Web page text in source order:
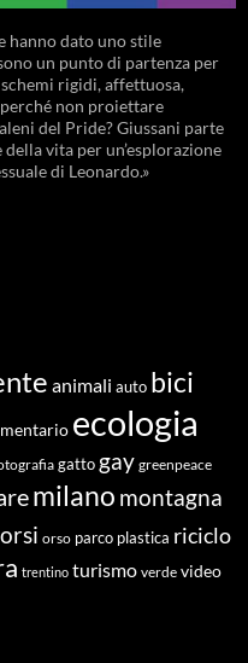
hanno dato uno stile
un punto di partenza per
rigidi, affettuosa,
non proiettare
del Pride? Giussani parte
vita per un’esplorazione
di Leonardo.»
animali auto bici
ecologia
gatto gay greenpeace
milano montagna
orsi orso parco plastica riciclo
trentino turismo verde video